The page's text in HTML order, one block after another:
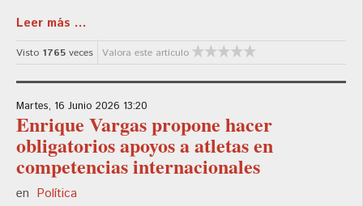
Leer más ...
Visto 1765 veces Valora este artículo
Martes, 16 Junio 2026 13:20
Enrique Vargas propone hacer
obligatorios apoyos a atletas en
competencias internacionales
en Política